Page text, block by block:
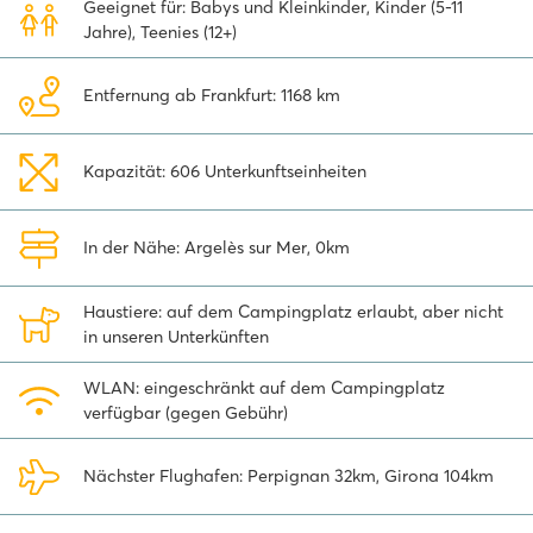
einem der Spielplätze.
La Chapelle gehört zu Homair
Dieser Campingplatz gehört zu unseren eigenen Homair-
Campingplätzen. Ein Urlaub auf einem Homair-Campingplatz
garantiert: Spaß für die ganze Familie, Wasserparks mit
spektakulären Rutschen, Unterhaltung für alle Altersgruppen,
Wohlbefinden und natürlich ein voll ausgestattetes Mobilheim!
Genießen Sie Ihren Urlaub in der Premium Zone
Unsere Supreme Lounge und ein Teil der Premium Lounge
Mobilheime befinden sich in derPremium Zone
eigene Bereich ist mit Fußwegen und Pflanzen sehr schön angelegt
und ist autofrei, so dass Ihre Kinder hier unbeschwert spielen
können!
Neu! Die Wait-App – Ihr kostenloses digitales
Zeitschriftenportal
Geeignet für: Babys und Kleinkinder, Kinder (5-11
Jahre), Teenies (12+)
Entfernung ab Frankfurt: 1168 km
Kapazität: 606 Unterkunftseinheiten
In der Nähe: Argelès sur Mer, 0km
Haustiere: auf dem Campingplatz erlaubt, aber nicht
in unseren Unterkünften
WLAN: eingeschränkt auf dem Campingplatz
verfügbar (gegen Gebühr)
Nächster Flughafen: Perpignan 32km, Girona 104km